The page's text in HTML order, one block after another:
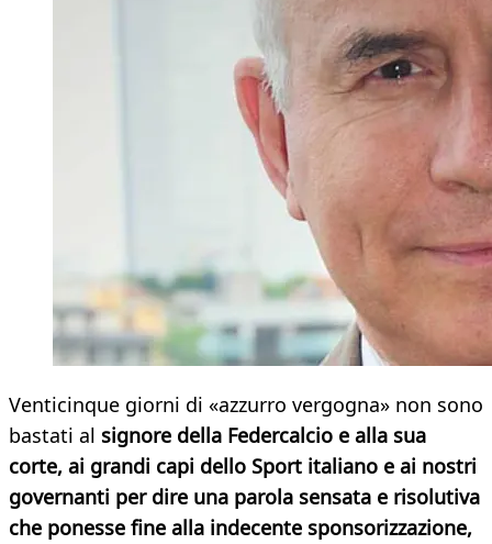
Venticinque giorni di «azzurro vergogna» non sono
bastati al signore della Federcalcio e alla sua
corte, ai grandi capi dello Sport italiano e ai nostri
governanti per dire una parola sensata e risolutiva
che ponesse fine alla indecente sponsorizzazione,